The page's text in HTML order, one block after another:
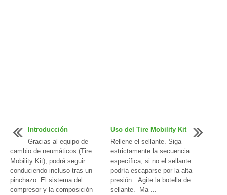
Introducción
Gracias al equipo de
cambio de neumáticos (Tire
Mobility Kit), podrá seguir
conduciendo incluso tras un
pinchazo. El sistema del
compresor y la composición
Uso del Tire Mobility Kit
Rellene el sellante. Siga
estrictamente la secuencia
específica, si no el sellante
podría escaparse por la alta
presión. Agite la botella de
sellante. Ma ...